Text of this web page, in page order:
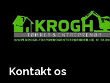
Kontakt os